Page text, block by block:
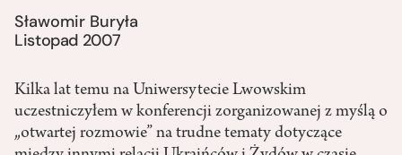
Sławomir Buryła
Listopad 2007
Kilka lat temu na Uniwersytecie Lwowskim
uczestniczyłem w konferencji zorganizowanej z myślą o
„otwartej rozmowie” na trudne tematy dotyczące